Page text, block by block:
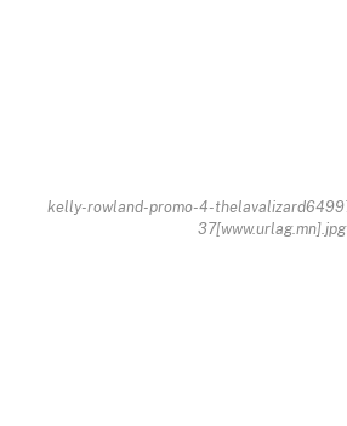
kelly-rowland-promo-4-
37[www.urlag.mn].jpg